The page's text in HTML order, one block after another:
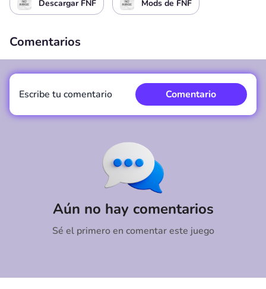
Descargar FNF Mods de FNF
Comentarios
Aún no hay comentarios
Sé el primero en comentar este juego
Escribe tu comentario Comentario